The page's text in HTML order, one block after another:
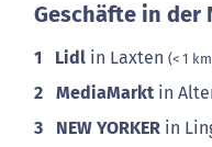
Geschäfte in der
1 Lidl in Laxten (< 1
2 MediaMarkt in
3 NEW YORKER in